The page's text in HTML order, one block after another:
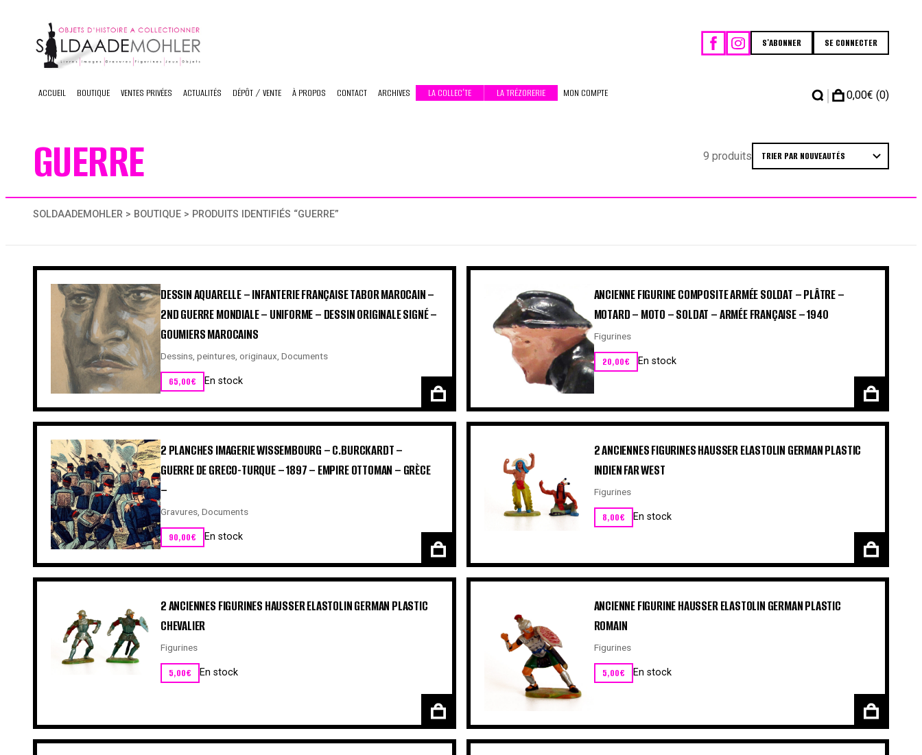
content
S'ABONNER SE CONNECTER
ACCUEIL BOUTIQUE VENTES PRIVÉES ACTUALITÉS DÉPÔT / VENTE À PROPOS CONTACT ARCHIVES LA COLLEC’TE LA TRÉZORERIE MON COMPTE | 0,00€ (0)
GUERRE 9 produits
SOLDAADEMOHLER > BOUTIQUE > PRODUITS IDENTIFIÉS “GUERRE”
DESSIN AQUARELLE – INFANTERIE FRANÇAISE TABOR MAROCAIN –
2ND GUERRE MONDIALE – UNIFORME – DESSIN ORIGINALE SIGNÉ –
GOUMIERS MAROCAINS
Dessins, peintures, originaux Documents
65,00€ En stock
ANCIENNE FIGURINE COMPOSITE ARMÉE SOLDAT – PLÂTRE –
MOTARD – MOTO – SOLDAT – ARMÉE FRANÇAISE – 1940
Figurines
20,00€ En stock
2 PLANCHES IMAGERIE WISSEMBOURG – C.BURCKARDT –
GUERRE DE GRECO-TURQUE – 1897 – EMPIRE OTTOMAN – GRÈCE
–
Gravures Documents
90,00€ En stock
2 ANCIENNES FIGURINES HAUSSER ELASTOLIN GERMAN PLASTIC
INDIEN FAR WEST
Figurines
8,00€ En stock
2 ANCIENNES FIGURINES HAUSSER ELASTOLIN GERMAN PLASTIC
CHEVALIER
Figurines
5,00€ En stock
ANCIENNE FIGURINE HAUSSER ELASTOLIN GERMAN PLASTIC
ROMAIN
Figurines
5,00€ En stock